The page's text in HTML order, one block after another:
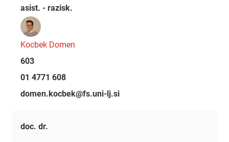
asist. - razisk.
Kocbek Domen
603
01 4771 608
domen.kocbek@fs.uni-lj.si
doc. dr.